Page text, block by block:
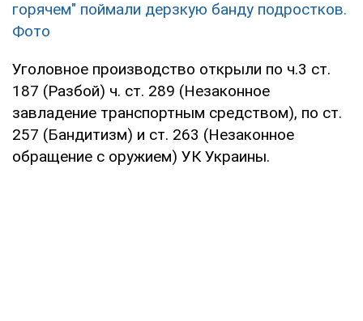
горячем" поймали дерзкую банду подростков.
Фото
Уголовное производство открыли по ч.3 ст.
187 (Разбой) ч. ст. 289 (Незаконное
завладение транспортным средством), по ст.
257 (Бандитизм) и ст. 263 (Незаконное
обращение с оружием) УК Украины.